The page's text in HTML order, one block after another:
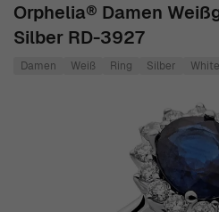
Orphelia® Damen
Silber RD-3927
Damen Weiß Ring Silber